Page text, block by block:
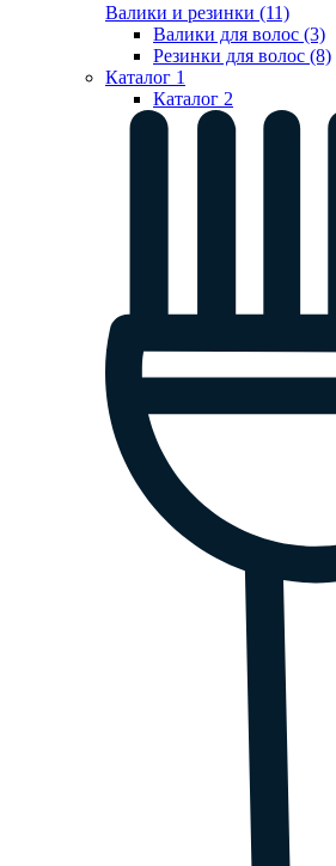
Валики и резинки (11)
Валики для волос (3)
Резинки для волос (8)
Каталог 1
Каталог 2